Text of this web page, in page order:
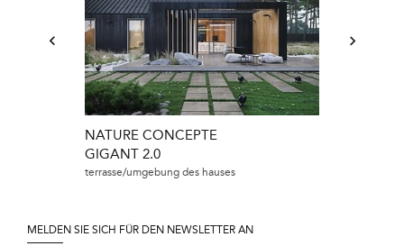
NATURE CONCEPTE
GIGANT 2.0
terrasse/umgebung des hauses
MELDEN SIE SICH FÜR DEN NEWSLETTER AN